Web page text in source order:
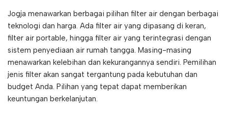
Jogja menawarkan berbagai pilihan filter air dengan berbagai
teknologi dan harga. Ada filter air yang dipasang di keran,
filter air portable, hingga filter air yang terintegrasi dengan
sistem penyediaan air rumah tangga. Masing-masing
menawarkan kelebihan dan kekurangannya sendiri. Pemilihan
jenis filter akan sangat tergantung pada kebutuhan dan
budget Anda. Pilihan yang tepat dapat memberikan
keuntungan berkelanjutan.